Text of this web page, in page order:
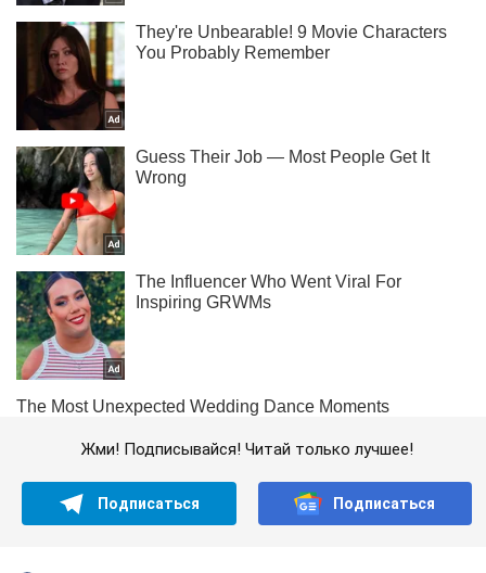
Жми! Подписывайся! Читай только лучшее!
Подписаться Подписаться